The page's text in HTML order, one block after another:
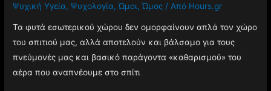
Ψυχική Υγεία, Ψυχολογία,Ώμοι,Ώμος / Από Hours.gr
Τα φυτά εσωτερικού χώρου δεν ομορφαίνουν απλά τον χώρο
του σπιτιού μας, αλλά αποτελούν και βάλσαμο για τους
πνεύμονές μας και βασικό παράγοντα «καθαρισμού» του
αέρα που αναπνέουμε στο σπίτι